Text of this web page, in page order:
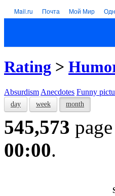
Mail.ru Почта Мой Мир
Rating >
Absurdism Anecdotes Funny
day week month
545,573
00:00.